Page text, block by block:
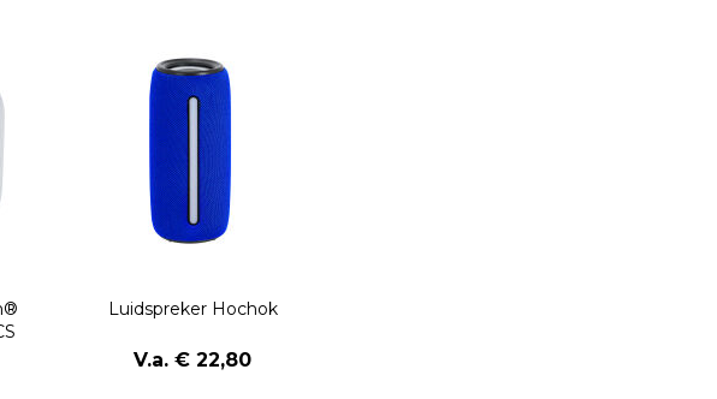
Luidspreker Hochok
V.a. € 22,80